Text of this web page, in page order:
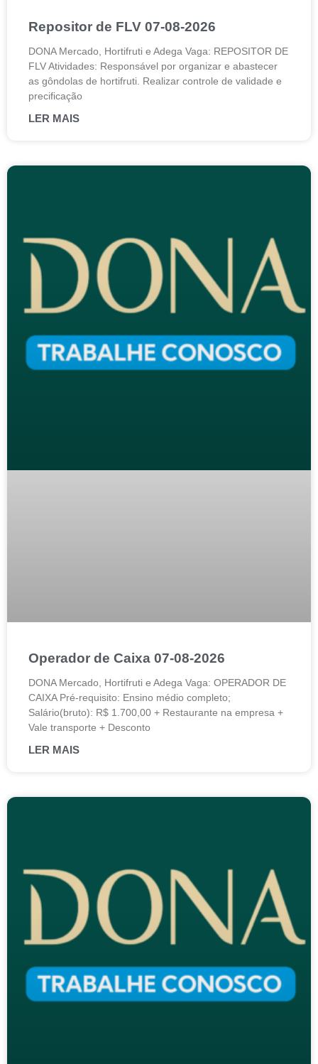
Repositor de FLV 07-08-2026
DONA Mercado, Hortifruti e Adega Vaga: REPOSITOR DE
FLV Atividades: Responsável por organizar e abastecer
as gôndolas de hortifruti. Realizar controle de validade e
precificação
LER MAIS
Operador de Caixa 07-08-2026
DONA Mercado, Hortifruti e Adega Vaga: OPERADOR DE
CAIXA Pré-requisito: Ensino médio completo;
Salário(bruto): R$ 1.700,00 + Restaurante na empresa +
Vale transporte + Desconto
LER MAIS